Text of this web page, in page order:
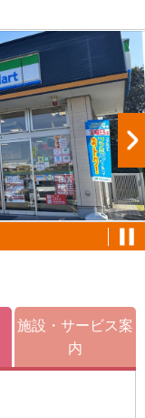
施設・サービス案
内